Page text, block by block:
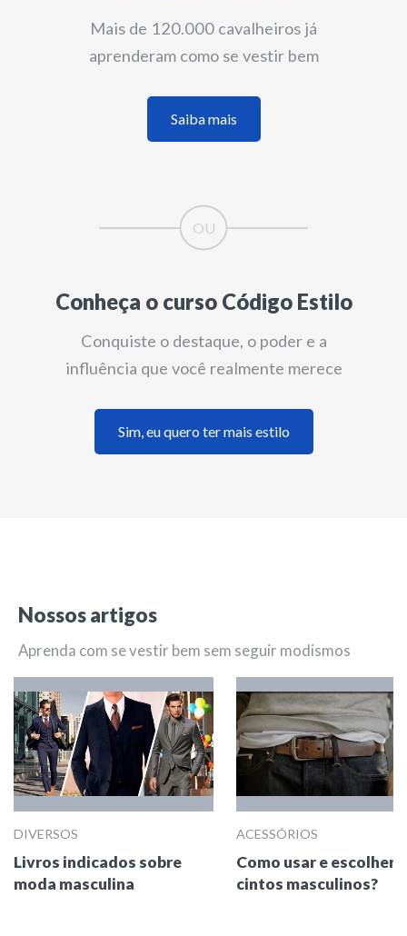
Mais de 120.000 cavalheiros já
aprenderam como se vestir bem
Saiba mais
Conheça o curso Código Estilo
Conquiste o destaque, o poder e a
influência que você realmente merece
Sim, eu quero ter mais estilo
Nossos artigos
Aprenda com se vestir bem sem seguir modismos
DIVERSOS
Livros indicados sobre
moda masculina
ACESSÓRIOS
Como usar e escolher
cintos masculinos?